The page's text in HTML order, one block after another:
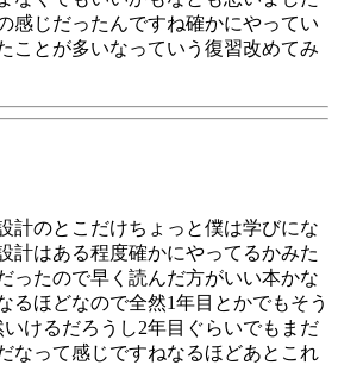
感じだったんですね確かにやってい
ことが多いなっていう復習改めてみ
計のとこだけちょっと僕は学びにな
計はある程度確かにやってるかみた
ったので早く読んだ方がいい本かな
るほどなので全然1年目とかでもそう
けるだろうし2年目ぐらいでもまだ
なって感じですねなるほどあとこれ